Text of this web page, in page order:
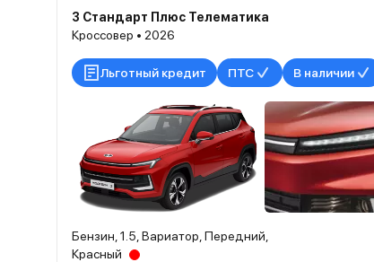
3 Стандарт Плюс Телематика
Кроссовер • 2026
Льготный кредит ПТС В наличии
Бензин, 1.5, Вариатор, Передний,
Красный